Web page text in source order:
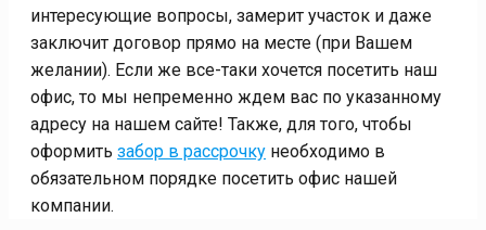
интересующие вопросы, замерит участок и даже
заключит договор прямо на месте (при Вашем
желании). Если же все-таки хочется посетить наш
офис, то мы непременно ждем вас по указанному
адресу на нашем сайте! Также, для того, чтобы
оформить забор в рассрочку необходимо в
обязательном порядке посетить офис нашей
компании.